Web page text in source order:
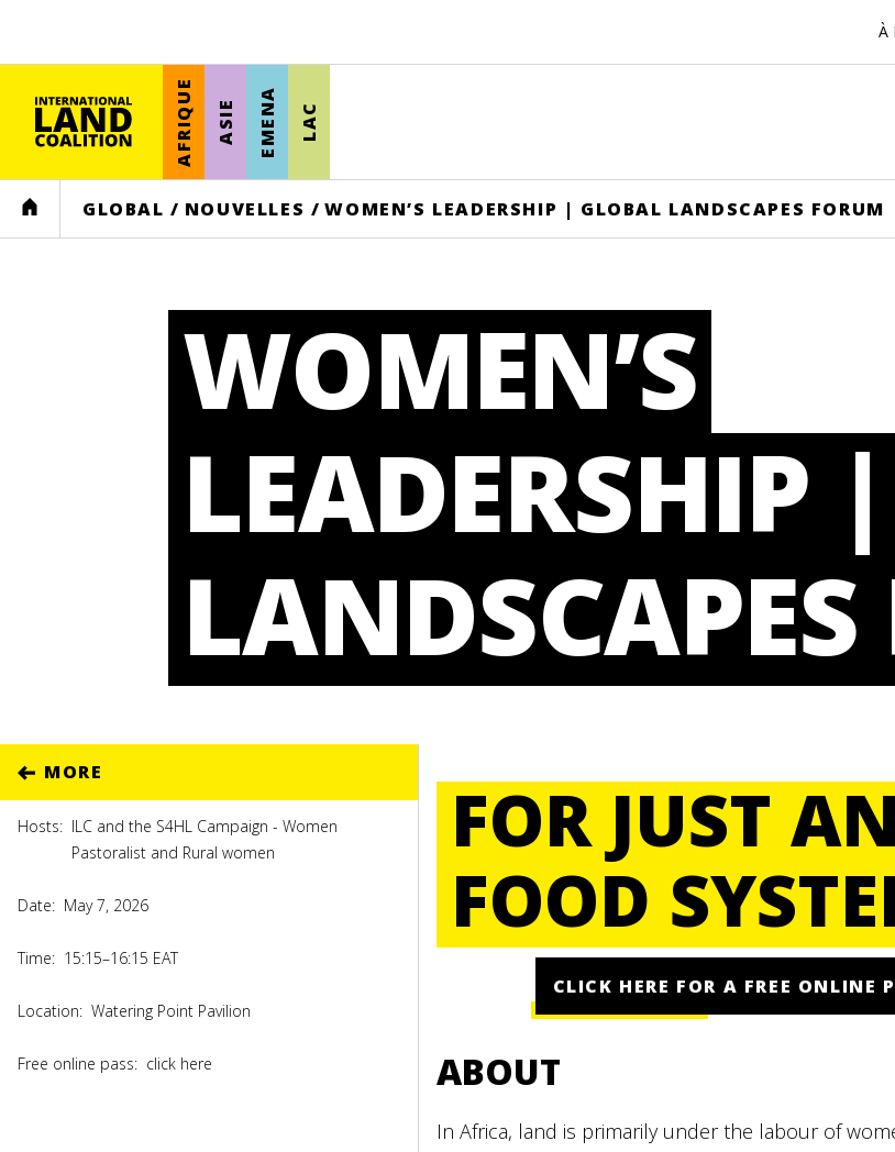
À
AFRIQUE ASIE EMENA LAC
HOME GLOBAL / NOUVELLES / WOMEN’S LEADERSHIP | GLOBAL LANDSCAPES FORUM
WOMEN’S
LEADERSHIP
MORE
Hosts: ILC and the S4HL Campaign - Women
Pastoralist and Rural women
Date: May 7, 2026
Time: 15:15–16:15 EAT
Location: Watering Point Pavilion
Free online pass: click here
FOR JUST
FOOD
CLICK HERE FOR A FREE ONLINE
ABOUT
In Africa, land is primarily under the labour of